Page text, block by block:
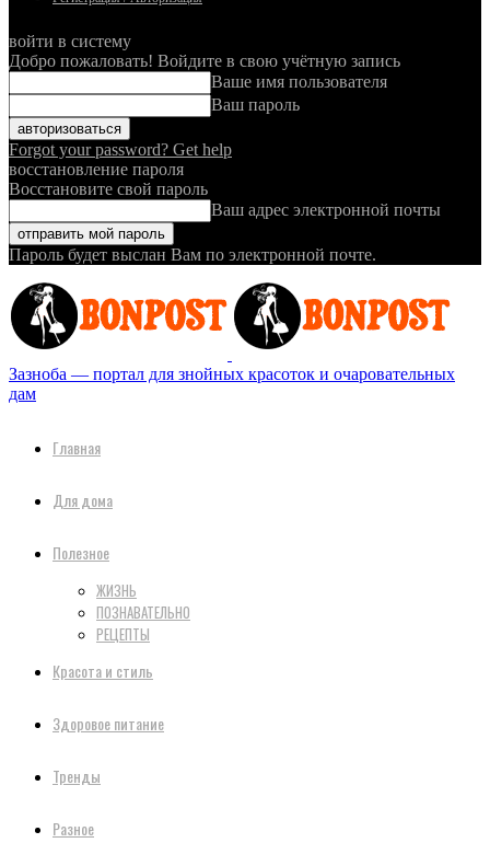
войти в систему
Добро пожаловать! Войдите в свою учётную запись
Ваше имя пользователя
Ваш пароль
Forgot your password? Get help
восстановление пароля
Восстановите свой пароль
Ваш адрес электронной почты
Пароль будет выслан Вам по электронной почте.
Зазноба — портал для знойных красоток и очаровательных
дам
Главная
Для дома
Полезное
ЖИЗНЬ
ПОЗНАВАТЕЛЬНО
РЕЦЕПТЫ
Красота и стиль
Здоровое питание
Тренды
Разное